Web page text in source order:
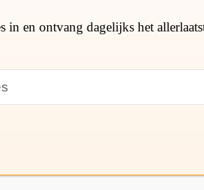
in en ontvang dagelijks het